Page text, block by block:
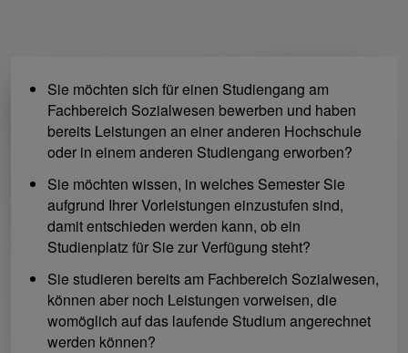
Sie möchten sich für einen Studiengang am
Fachbereich Sozialwesen bewerben und haben
bereits Leistungen an einer anderen Hochschule
oder in einem anderen Studiengang erworben?
Sie möchten wissen, in welches Semester Sie
aufgrund Ihrer Vorleistungen einzustufen sind,
damit entschieden werden kann, ob ein
Studienplatz für Sie zur Verfügung steht?
Sie studieren bereits am Fachbereich Sozialwesen,
können aber noch Leistungen vorweisen, die
womöglich auf das laufende Studium angerechnet
werden können?